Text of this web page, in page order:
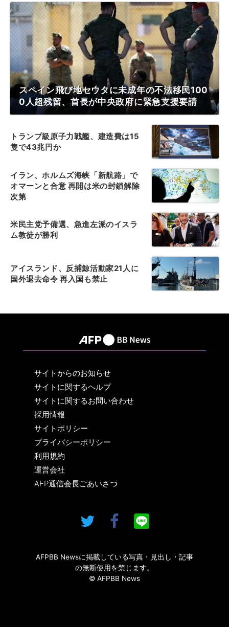
スペイン飛び地セウタに未成年の不法移民100
0人超残留、首長が中央政府に緊急支援要請
トランプ級原子力戦艦、建造費は15
隻で43兆円か
イラン、ホルムズ海峡「新航路」で
オマーンと合意 再開は米の封鎖解除
次第
米民主党予備選、急進左派のイスラ
ム教徒が勝利
アイスランド、反捕鯨活動家21人に
国外退去命令 再入国も禁止
サイトからのお知らせ
サイトに関するヘルプ
サイトに関するお問い合わせ
採用情報
サイトポリシー
プライバシーポリシー
利用規約
運営会社
AFP通信会長ごあいさつ
AFPBB Newsに掲載している写真・見出し・記事
の無断使用を禁じます。
© AFPBB News